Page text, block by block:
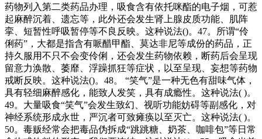
药物列入第二类药品办理，吸食含有依托咪酯的电子烟，可惹
起麻醉沉着、遗忘等，此外还会发生肾上腺皮质功能、肌阵
挛、短暂性呼吸暂停等不良反映。这种说法()。47。所谓“伶
俐药”，大都是指含有哌醋甲酯、莫达非尼等成份的药品，正
持久服用不只不会变伶俐，还会发生药物依赖，断药后会呈现
留意力涣散、萎靡、浮躁抓狂等症状，以至呈现、妄想等药物
戒断反映。这种说法()。48。 “笑气”是一种无色有甜味气体，
具有轻细麻醉感化，能致人发笑，具有成瘾性。这种说法( )。
49。大量吸食“笑气”会发生致幻、视听功能妨碍等副感化，对
神经系统形成永世，严沉者可致瘫痪以至灭亡。这种说法( )。
50。毒贩经常会把毒品伪拆成“跳跳糖、奶茶、咖啡包”等日常